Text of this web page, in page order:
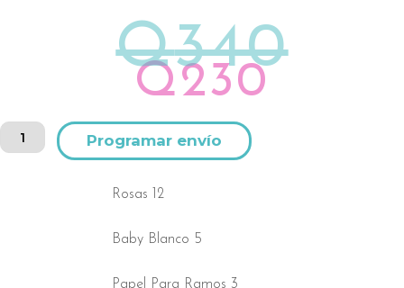
Q340
El
precio
era:
Q340.
Q230
El
precio
actual
es:
Q230.
Ramo
de
Rosas 12
Baby Blanco 5
Papel Para Ramos 3